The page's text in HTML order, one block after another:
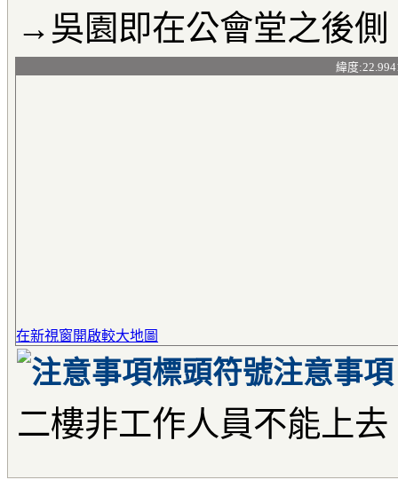
→吳園即在公會堂之後側
緯度
在新視窗開啟較大地圖
注意事項
二樓非工作人員不能上去